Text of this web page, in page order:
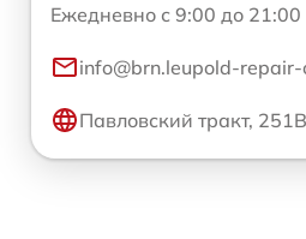
Ежедневно с 9:00 до 21:00
info@brn.leupold-repair-
Павловский тракт, 251В